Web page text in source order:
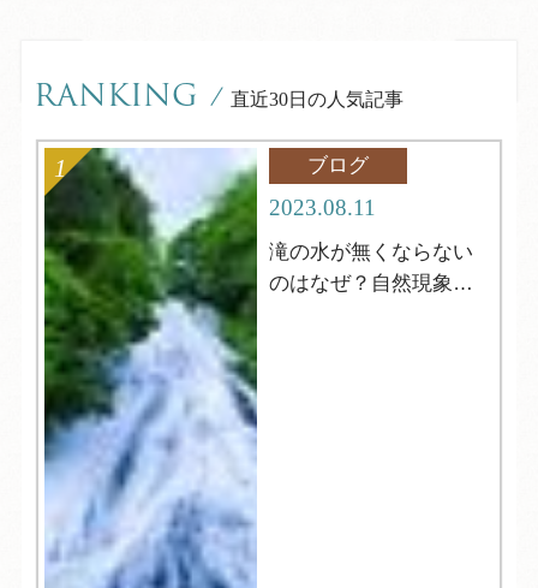
RANKING / 直近30日の人気記事
ブログ
2023.08.11
滝の水が無くならない
のはなぜ？自然現象解